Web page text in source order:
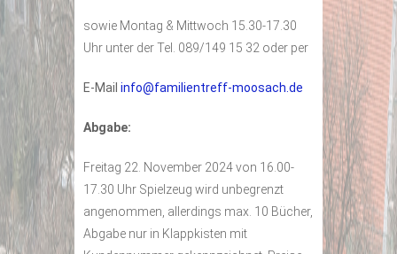
sowie Montag & Mittwoch 15.30-17.30
Uhr unter der Tel. 089/149 15 32 oder per
E-Mail info@familientreff-moosach.de
Abgabe:
Freitag 22. November 2024 von 16.00-
17.30 Uhr Spielzeug wird unbegrenzt
angenommen, allerdings max. 10 Bücher,
Abgabe nur in Klappkisten mit